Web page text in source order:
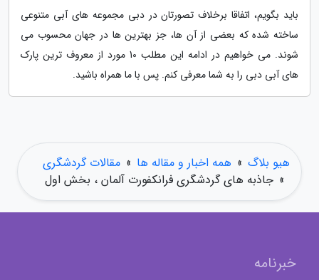
باید بگویم، اتفاقا برخلاف تصورتان در دبی مجموعه های آبی متنوعی
ساخته شده که بعضی از آن ها، جز بهترین ها در جهان محسوب می
شوند. می خواهیم در ادامه این مطلب 10 مورد از معروف ترین پارک
های آبی دبی را به شما معرفی کنم. پس با ما همراه باشید.
هیو بلاگ » همه اخبار و مقاله ها » مقالات گردشگری
» جاذبه های گردشگری فرانکفورت آلمان ، بخش اول
خبرنامه